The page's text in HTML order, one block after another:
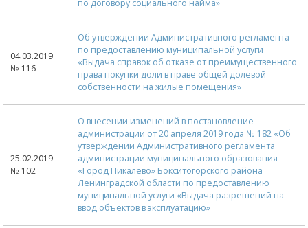
по договору социального найма»
04.03.2019
№ 116
Об утверждении Административного регламента
по предоставлению муниципальной услуги
«Выдача справок об отказе от преимущественного
права покупки доли в праве общей долевой
собственности на жилые помещения»
25.02.2019
№ 102
О внесении изменений в постановление
администрации от 20 апреля 2019 года № 182 «Об
утверждении Административного регламента
администрации муниципального образования
«Город Пикалево» Бокситогорского района
Ленинградской области по предоставлению
муниципальной услуги «Выдача разрешений на
ввод объектов в эксплуатацию»